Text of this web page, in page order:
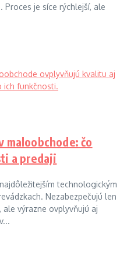
Proces je síce rýchlejší, ale
maloobchode: čo
a predaji
technologickým
Nezabezpečujú len
výrazne ovplyvňujú aj